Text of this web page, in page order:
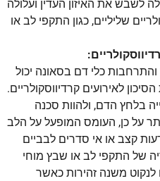
לשבש את האיזון העדין ועלולה
שליליים, כגון התקפי לב או
כלי דם בסאונה יכול
לאירועים קרדיווסקולריים.
בלחץ הדם, ולהוות סכנה
על כן, העומס המופעל על הלב
קצב או אי סדרים לבביים
של התקפי לב או שבץ מוחי
לנקוט משנה זהירות כאשר